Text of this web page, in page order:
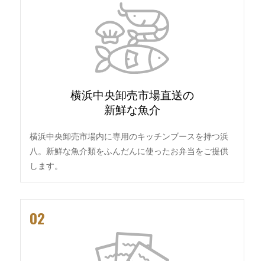
横浜中央卸売市場直送の
新鮮な魚介
横浜中央卸売市場内に専用のキッチンブースを持つ浜
八。新鮮な魚介類をふんだんに使ったお弁当をご提供
します。
02